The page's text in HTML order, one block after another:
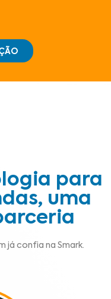
para
uma
já confia na Smark.